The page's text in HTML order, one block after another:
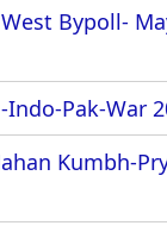
Bypoll-
Indo-Pak-War
Kumbh-